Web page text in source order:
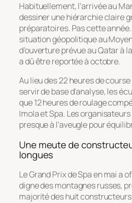
Habituellement, l’arrivée au
dessiner une hiérarchie claire
préparatoires. Pas cette année.
situation géopolitique au
d’ouverture prévue au Qatar à
a dû être reportée à octobre.
Au lieu des 22 heures de
servir de base d’analyse, les
que 12 heures de roulage
Imola et Spa. Les
presque à l’aveugle pour
Une meute de
longues
Le Grand Prix de Spa en mai a
digne des montagnes russes,
majorité des huit